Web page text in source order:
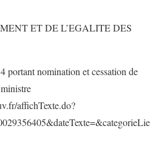
ET DE L’EGALITE DES
portant nomination et cessation de
affichTexte.do?